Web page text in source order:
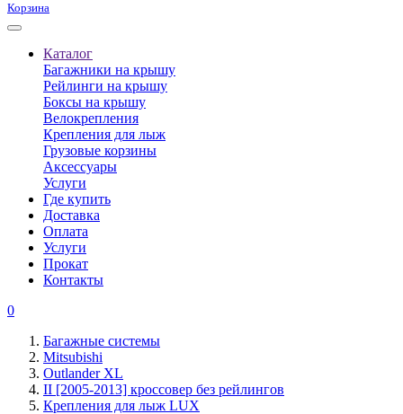
Корзина
Каталог
Багажники на крышу
Рейлинги на крышу
Боксы на крышу
Велокрепления
Крепления для лыж
Грузовые корзины
Аксессуары
Услуги
Где купить
Доставка
Оплата
Услуги
Прокат
Контакты
0
Багажные системы
Mitsubishi
Outlander XL
II [2005-2013] кроссовер без рейлингов
Крепления для лыж LUX